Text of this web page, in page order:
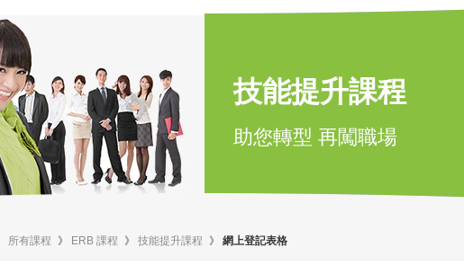
技能提升課程
助您轉型 再闖職場
所有課程 》 ERB 課程 》 技能提升課程 》 網上登記表格